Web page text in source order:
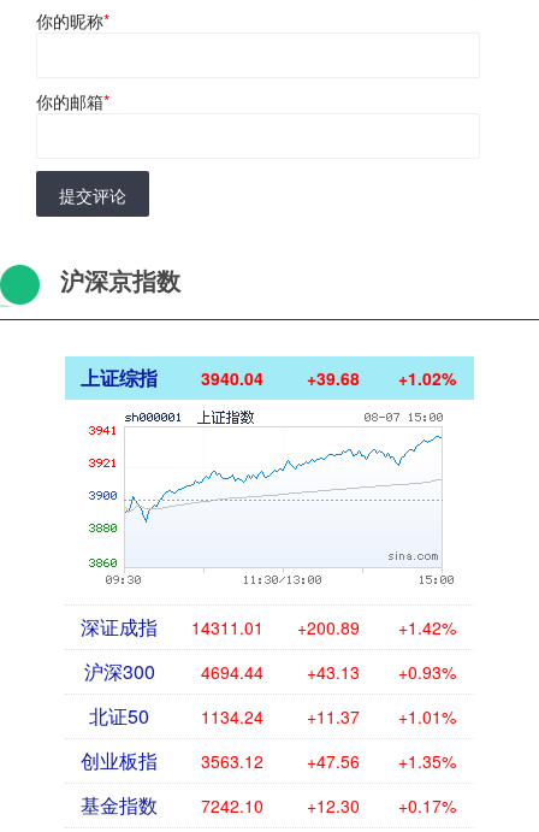
你的昵称*
你的邮箱*
提交评论
沪深京指数
上证综指 3940.04 +39.68 +1.02%
深证成指 14311.01 +200.89 +1.42%
沪深300 4694.44 +43.13 +0.93%
北证50 1134.24 +11.37 +1.01%
创业板指 3563.12 +47.56 +1.35%
基金指数 7242.10 +12.30 +0.17%